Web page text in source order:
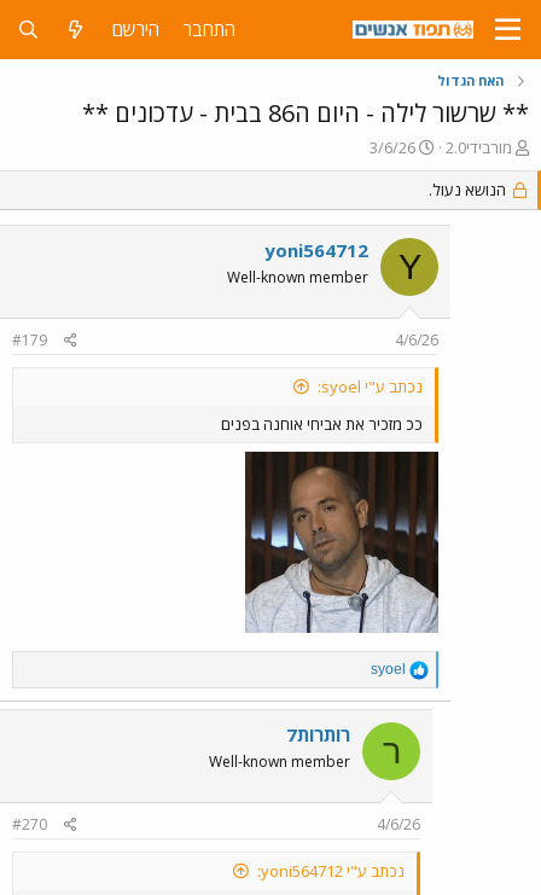
התחבר הירשם
האח הגדול
** שרשור לילה - היום ה86 בבית - עדכונים **
פ
ו
ת
ח
מורבידי2.0
פ
ו
ס
ם
ב
ת
א
ר
י
3/6/26
הנושא נעול.
Y
yoni564712
Well-known member
4/6/26
#179
נכתב ע"י syoel:
ככ מזכיר את אביחי אוחנה בפנים
R
e
a
c
o
n
s
syoel
ר רותרות7
Well-known member
4/6/26
#270
נכתב ע"י yoni564712: